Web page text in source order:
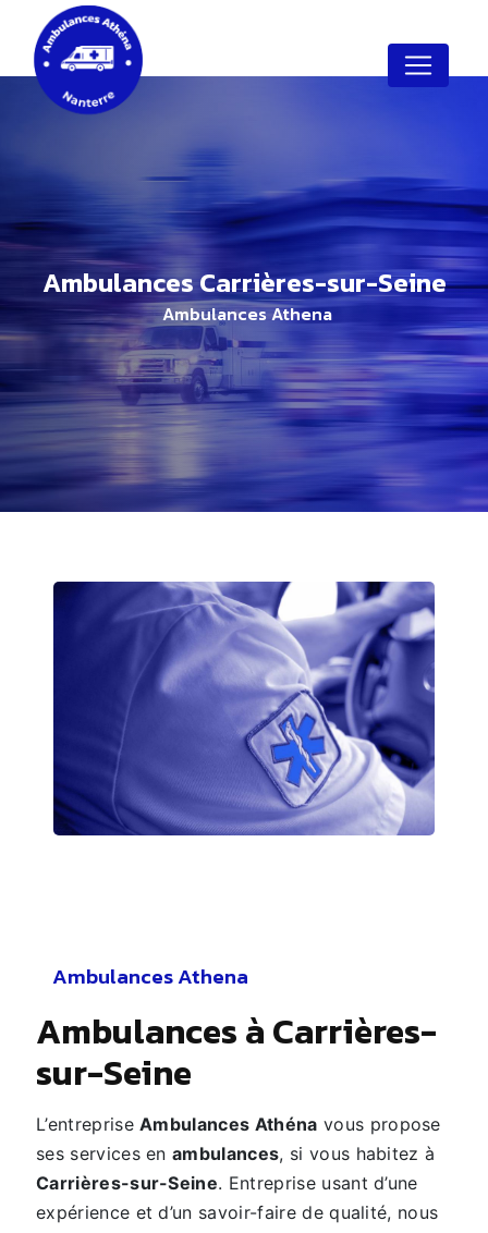
ambulances Carrières-sur-Seine
Ambulances Athena
Ambulances Athena
ambulances à Carrières-
sur-Seine
L’entrepriseAmbulances Athéna vous propose
ses services enambulances, si vous habitez à
Carrières-sur-Seine. Entreprise usant d’une
expérience et d’un savoir-faire de qualité, nous
Panneau de gestion des cookies